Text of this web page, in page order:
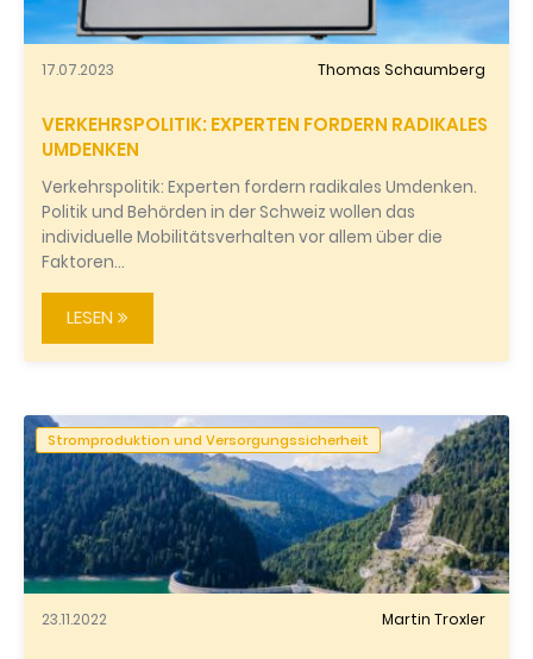
17.07.2023 Thomas Schaumberg
VERKEHRSPOLITIK: EXPERTEN FORDERN RADIKALES
UMDENKEN
Verkehrspolitik: Experten fordern radikales Umdenken.
Politik und Behörden in der Schweiz wollen das
individuelle Mobilitätsverhalten vor allem über die
Faktoren…
LESEN
Stromproduktion und Versorgungssicherheit
23.11.2022 Martin Troxler